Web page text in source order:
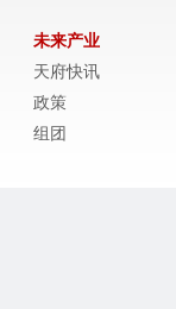
未来产业
天府快讯
政策
组团